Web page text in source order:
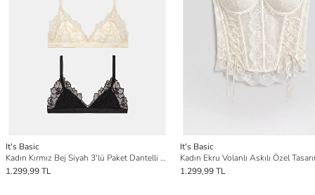
It's Basic
Kadın Kırmız Bej Siyah 3'lü Paket Dantelli Bralet Büstiyer
1.299,99 TL
It's Basic
1.299,99 TL